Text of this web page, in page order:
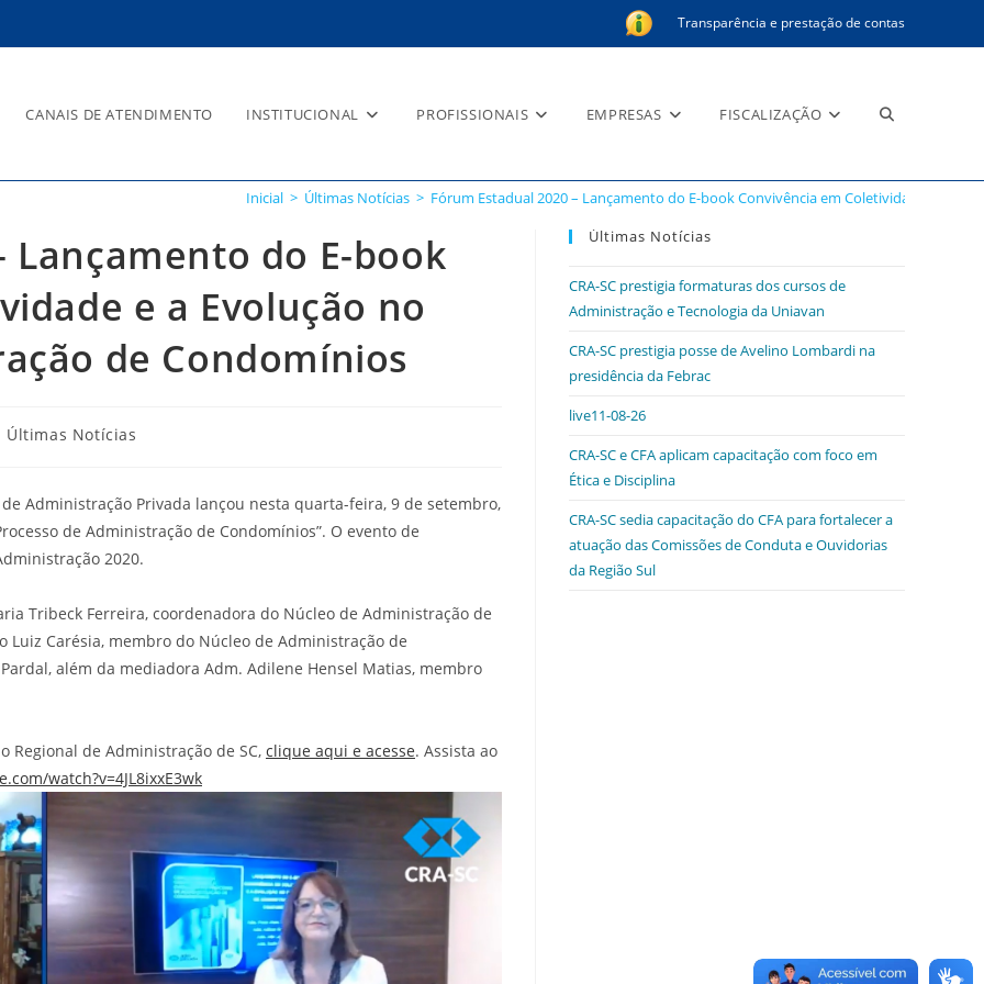
Transparência e prestação de contas
CANAIS DE ATENDIMENTO INSTITUCIONAL PROFISSIONAIS EMPRESAS FISCALIZAÇÃO Alternar
Inicial > Últimas Notícias > Fórum Estadual 2020 – Lançamento do E-book Convivência em Coletividade e a
Lançamento do E-book
e a Evolução no
de Condomínios
Últimas Notícias
Administração Privada lançou nesta quarta-feira, 9 de setembro,
de Administração de Condomínios”. O evento de
2020.
Tribeck Ferreira, coordenadora do Núcleo de Administração de
Carésia, membro do Núcleo de Administração de
além da mediadora Adm. Adilene Hensel Matias, membro
de Administração de SC, clique aqui e acesse. Assista ao
watch?v=4JL8ixxE3wk
Últimas Notícias
CRA-SC prestigia formaturas dos cursos de
Administração e Tecnologia da Uniavan
CRA-SC prestigia posse de Avelino Lombardi na
presidência da Febrac
live11-08-26
CRA-SC e CFA aplicam capacitação com foco em
Ética e Disciplina
CRA-SC sedia capacitação do CFA para fortalecer a
atuação das Comissões de Conduta e Ouvidorias
da Região Sul